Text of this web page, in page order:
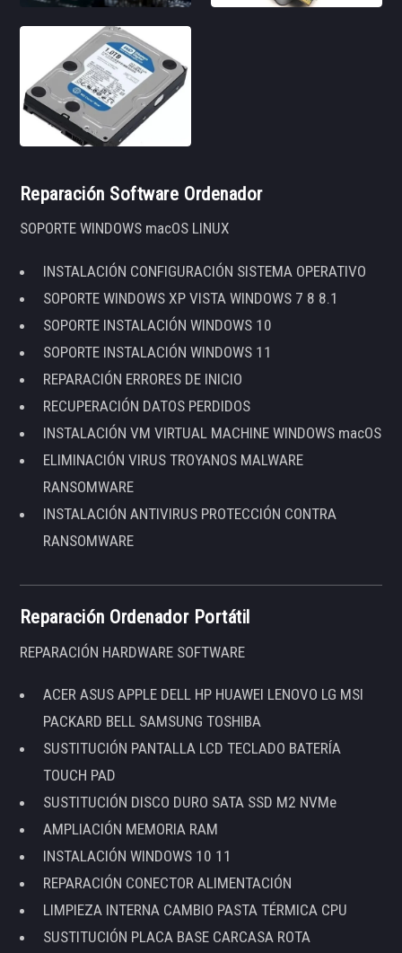
Reparación Software Ordenador
SOPORTE WINDOWS macOS LINUX
INSTALACIÓN CONFIGURACIÓN SISTEMA OPERATIVO
SOPORTE WINDOWS XP VISTA WINDOWS 7 8 8.1
SOPORTE INSTALACIÓN WINDOWS 10
SOPORTE INSTALACIÓN WINDOWS 11
REPARACIÓN ERRORES DE INICIO
RECUPERACIÓN DATOS PERDIDOS
INSTALACIÓN VM VIRTUAL MACHINE WINDOWS macOS
ELIMINACIÓN VIRUS TROYANOS MALWARE
RANSOMWARE
INSTALACIÓN ANTIVIRUS PROTECCIÓN CONTRA
RANSOMWARE
Reparación Ordenador Portátil
REPARACIÓN HARDWARE SOFTWARE
ACER ASUS APPLE DELL HP HUAWEI LENOVO LG MSI
PACKARD BELL SAMSUNG TOSHIBA
SUSTITUCIÓN PANTALLA LCD TECLADO BATERÍA
TOUCH PAD
SUSTITUCIÓN DISCO DURO SATA SSD M2 NVMe
AMPLIACIÓN MEMORIA RAM
INSTALACIÓN WINDOWS 10 11
REPARACIÓN CONECTOR ALIMENTACIÓN
LIMPIEZA INTERNA CAMBIO PASTA TÉRMICA CPU
SUSTITUCIÓN PLACA BASE CARCASA ROTA